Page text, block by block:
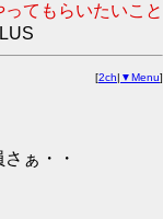
てもらいたいこと
[2ch| ▼Menu]
ぁ・・